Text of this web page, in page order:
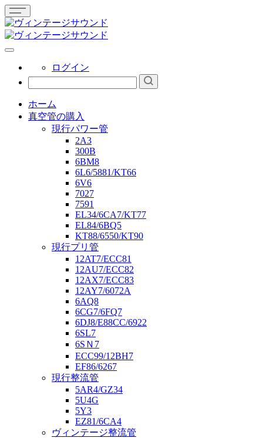
ログイン
ホーム
真空管の購入
現行パワー管
2A3
300B
6BM8
6L6/5881/KT66
6V6
7027
7591
EL34/6CA7/KT77
EL84/6BQ5
KT88/6550/KT90
現行プリ管
12AT7/ECC81
12AU7/ECC82
12AX7/ECC83
12AY7/6072A
6AQ8
6CG7/6FQ7
6DJ8/E88CC/6922
6SL7
6SＮ7
ECC99/12BH7
EF86/6267
現行整流管
5AR4/GZ34
5U4G
5Y3
EZ81/6CA4
ヴィンテージ整流管